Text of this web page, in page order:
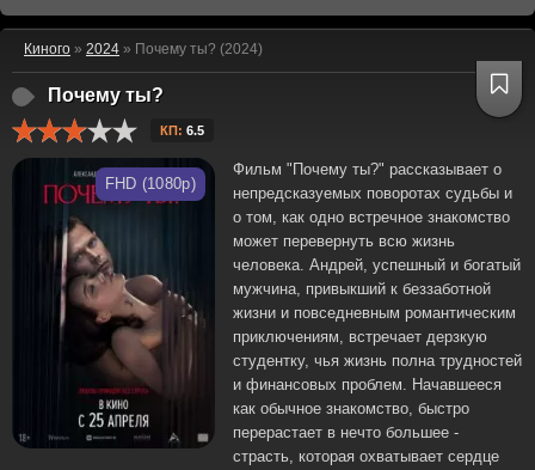
Киного » 2024 » Почему ты? (2024)
Почему ты?
КП: 6.5
FHD (1080p)
Фильм "Почему ты?" рассказывает о
непредсказуемых поворотах судьбы и
о том, как одно встречное знакомство
может перевернуть всю жизнь
человека. Андрей, успешный и богатый
мужчина, привыкший к беззаботной
жизни и повседневным романтическим
приключениям, встречает дерзкую
студентку, чья жизнь полна трудностей
и финансовых проблем. Начавшееся
как обычное знакомство, быстро
перерастает в нечто большее -
страсть, которая охватывает сердце